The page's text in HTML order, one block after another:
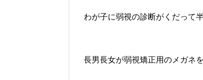
わが子に弱視の診断がくだって半
長男長女が弱視矯正用のメガネ